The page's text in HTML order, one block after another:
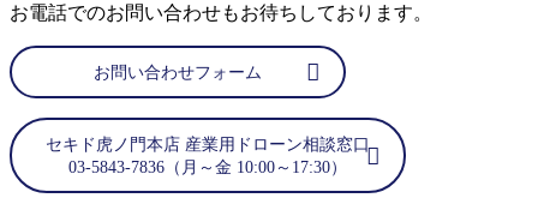
お電話でのお問い合わせもお待ちしております。
お問い合わせフォーム
セキド虎ノ門本店 産業用ドローン相談窓口
03-5843-7836（月～金 10:00～17:30）